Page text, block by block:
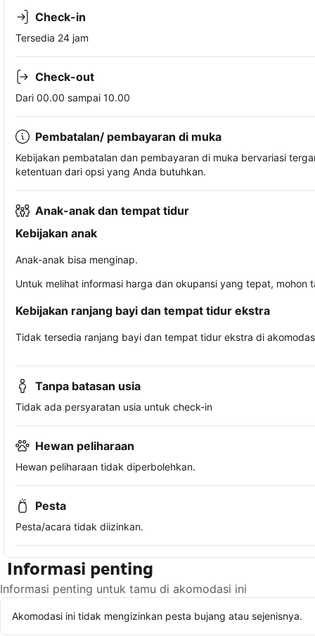
Check-in
Tersedia 24 jam
Check-out
Dari 00.00 sampai 10.00
Pembatalan/ pembayaran di muka
Kebijakan pembatalan dan pembayaran di muka bervariasi
ketentuan dari opsi yang Anda butuhkan.
Anak-anak dan tempat tidur
Kebijakan anak
Anak-anak bisa menginap.
Untuk melihat informasi harga dan okupansi yang tepat,
Kebijakan ranjang bayi dan tempat tidur ekstra
Tidak tersedia ranjang bayi dan tempat tidur ekstra di
Tanpa batasan usia
Tidak ada persyaratan usia untuk check-in
Hewan peliharaan
Hewan peliharaan tidak diperbolehkan.
Pesta
Pesta/acara tidak diizinkan.
Informasi penting
Informasi penting untuk tamu di akomodasi ini
Akomodasi ini tidak mengizinkan pesta bujang atau sejenisnya.